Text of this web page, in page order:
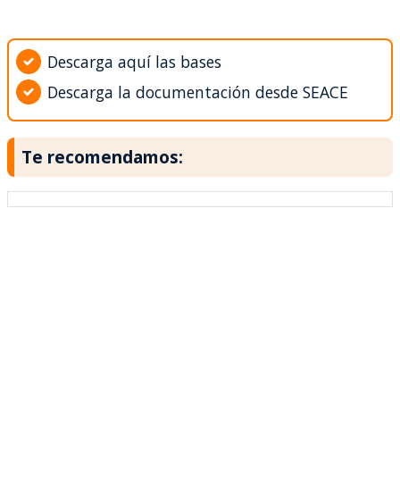
Descarga aquí las bases
Descarga la documentación desde SEACE
Te recomendamos: